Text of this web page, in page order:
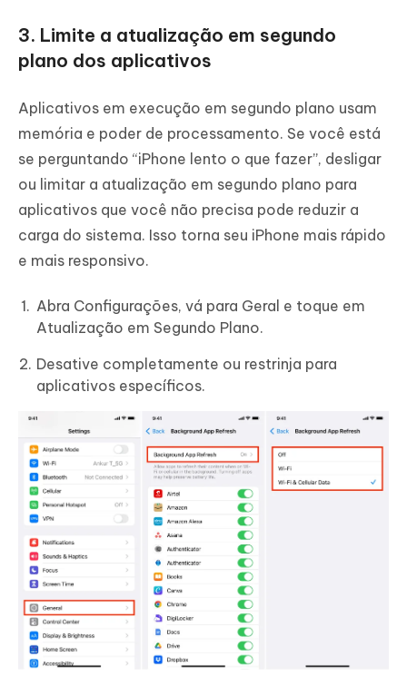
3. Limite a atualização em segundo
plano dos aplicativos
Aplicativos em execução em segundo plano usam
memória e poder de processamento. Se você está
se perguntando “iPhone lento o que fazer”, desligar
ou limitar a atualização em segundo plano para
aplicativos que você não precisa pode reduzir a
carga do sistema. Isso torna seu iPhone mais rápido
e mais responsivo.
Abra Configurações, vá para Geral e toque em
Atualização em Segundo Plano.
Desative completamente ou restrinja para
aplicativos específicos.